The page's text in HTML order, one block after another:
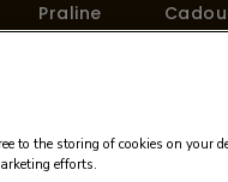
Praline
to the storing of cookies on your
efforts.